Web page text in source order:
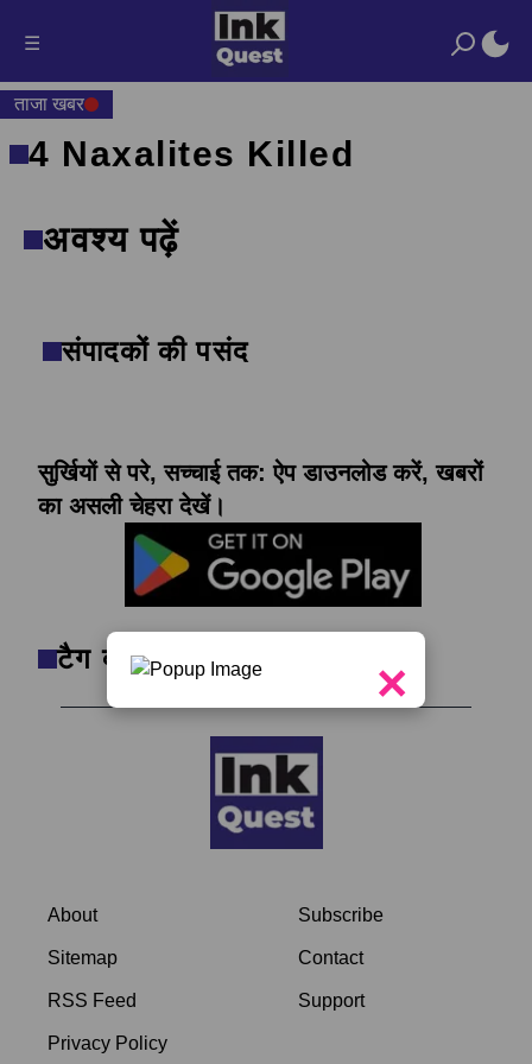
☰
ताजा खबर
×
4 Naxalites Killed
अवश्य पढ़ें
संपादकों की पसंद
सुर्खियों से परे, सच्चाई तक: ऐप डाउनलोड करें, खबरों
का असली चेहरा देखें।
टैग क्लाउड
About
Sitemap
RSS Feed
Privacy Policy
Subscribe
Contact
Support